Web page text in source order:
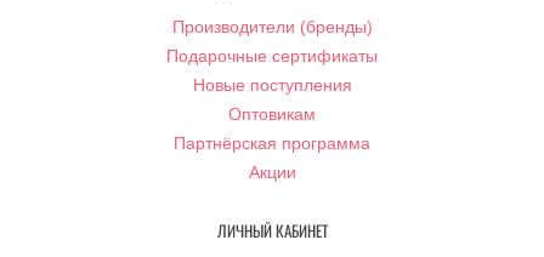
Производители (бренды)
Подарочные сертификаты
Новые поступления
Оптовикам
Партнёрская программа
Акции
ЛИЧНЫЙ КАБИНЕТ